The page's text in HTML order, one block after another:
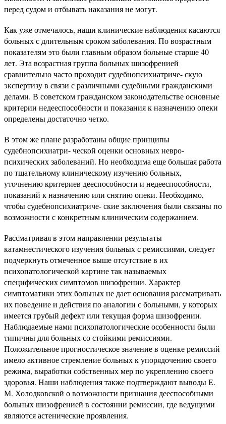
перед судом и отбывать наказания не могут.
Как уже отмечалось, наши клинические наблюдения касаются
больных с длительным сроком заболевания. По возрастным
показателям это были главным образом больные старше 40
лет. Эта возрастная группа больных шизофренией
сравнительно часто проходит судебнопсихиатриче- скую
экспертизу в связи с различными судебными гражданскими
делами. В советском гражданском законодательстве основные
критерии недееспособности и показания к назначению опеки
определены достаточно четко.
В этом же плане разработаны общие принципы
судебнопсихиатри- ческой оценки основных невро-
психических заболеваний. Но необходима еще большая работа
по тщательному клиническому изучению больных,
уточнению критериев дееспособности и недееспособности,
показаний к назначению или снятию опеки. Необходимо,
чтобы судебнопсихиатриче- ские заключения были связаны по
возможности с конкретным клиническим содержанием.
Рассматривая в этом направлении результаты
катамнестического изучения больных с ремиссиями, следует
подчеркнуть отмеченное выше отсутствие в их
психопатологической картине так называемых
специфических симптомов шизофрении. Характер
симптоматики этих больных не дает основания рассматривать
их поведение и действия по аналогии с больными, у которых
имеется грубый дефект или текущая форма шизофрении.
Наблюдаемые нами психопатологические особенности были
типичны для больных со стойкими ремиссиями.
Положительное прогностическое значение в оценке ремиссий
имело активное стремление больных к упорядочению своего
режима, выработки собственных мер по укреплению своего
здоровья. Наши наблюдения также подтверждают выводы Е.
М. Холодковской о возможности признания дееспособными
больных шизофренией в состоянии ремиссии, где ведущими
являются астенические проявления.